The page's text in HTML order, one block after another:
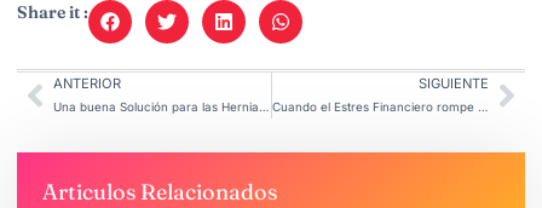
Share it :
ANTERIOR SIGUIENTE
Articulos Relacionados